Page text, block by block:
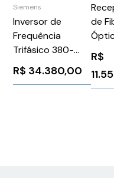
Siemens
Inversor de
Frequência
Trifásico 380-
480V 110A 75CV
Rfi G120 Siemens
6SL32101PE311AL0
R$ 34.380,00
de
2R09
R$